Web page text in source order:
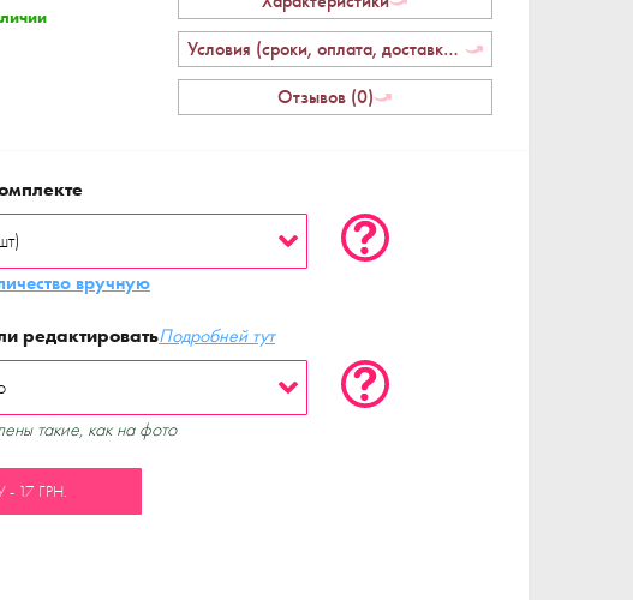
Условия (сроки, оплата, доставка, возврат)
Отзывов (0)
вручную
редактироватьПодробней тут
такие, как на фото
17 ГРН.